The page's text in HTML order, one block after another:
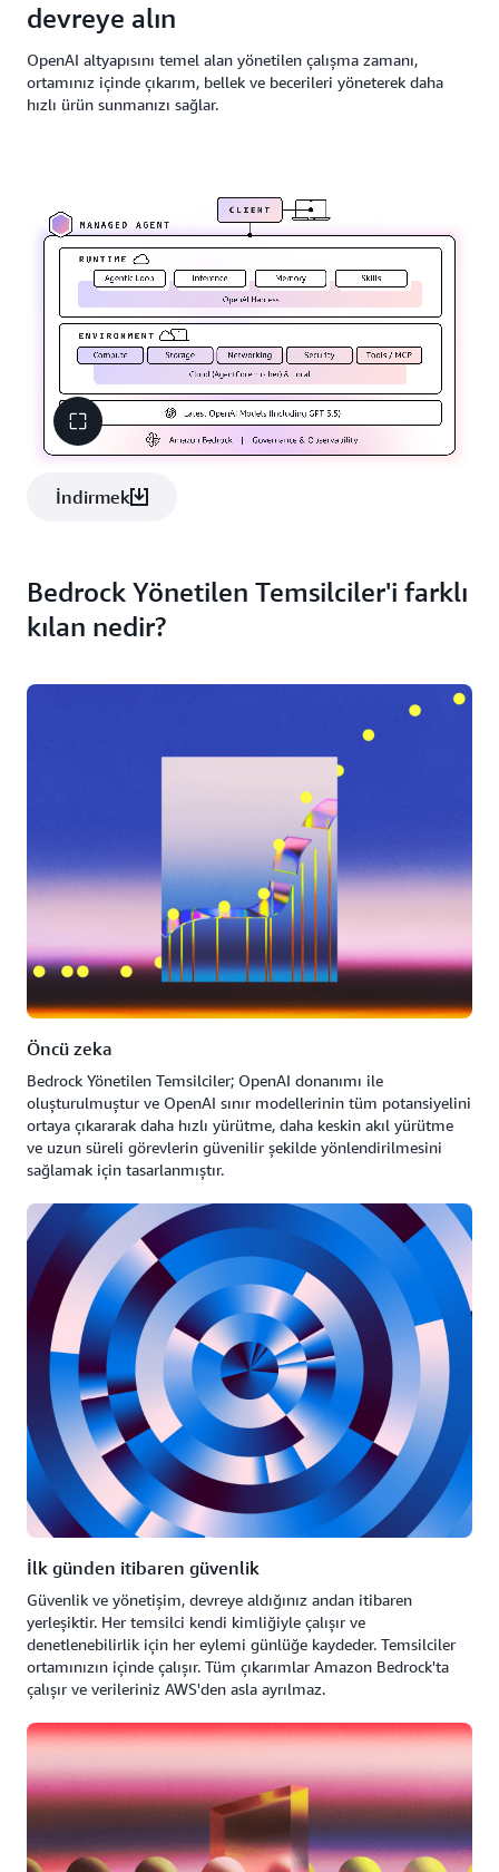
devreye alın
OpenAI altyapısını temel alan yönetilen çalışma zamanı,
ortamınız içinde çıkarım, bellek ve becerileri yöneterek daha
hızlı ürün sunmanızı sağlar.
İndirmek
Bedrock Yönetilen Temsilciler'i farklı
kılan nedir?
Öncü zeka
Bedrock Yönetilen Temsilciler; OpenAI donanımı ile
oluşturulmuştur ve OpenAI sınır modellerinin tüm potansiyelini
ortaya çıkararak daha hızlı yürütme, daha keskin akıl yürütme
ve uzun süreli görevlerin güvenilir şekilde yönlendirilmesini
sağlamak için tasarlanmıştır.
İlk günden itibaren güvenlik
Güvenlik ve yönetişim, devreye aldığınız andan itibaren
yerleşiktir. Her temsilci kendi kimliğiyle çalışır ve
denetlenebilirlik için her eylemi günlüğe kaydeder. Temsilciler
ortamınızın içinde çalışır. Tüm çıkarımlar Amazon Bedrock'ta
çalışır ve verileriniz AWS'den asla ayrılmaz.